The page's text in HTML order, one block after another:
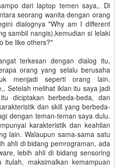
dari laptop temen saya,. Di
seorang wanita dengan orang
dialognya "Why am I different
sambil nangis),kemudian si lelaki
be like others?"
terkesan dengan dialog itu,
orang yang selalu berusaha
menjadi seperti orang lain.
Setelah melihat iklan itu saya jadi
diciptakan berbeda-beda, dan
dan skill yang berbeda-
dengan teman-teman saya dulu.
karakteristik dan keahlian
lain. Walaupun sama-sama satu
ahli di bidang pemrograman, ada
lebih ahli di bidang sensoring
maksimalkan kemampuan